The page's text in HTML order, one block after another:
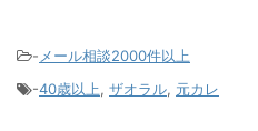
- メール相談2000件以上
-40歳以上, ザオラル, 元カレ